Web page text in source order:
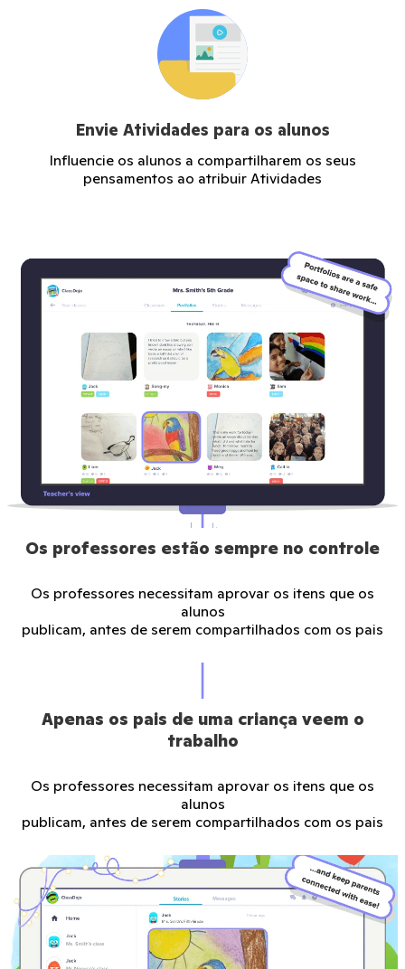
Envie Atividades para os alunos
Influencie os alunos a compartilharem os seus
pensamentos ao atribuir Atividades
Os professores estão sempre no controle
Os professores necessitam aprovar os itens que os
alunos
publicam, antes de serem compartilhados com os pais
Apenas os pais de uma criança veem o
trabalho
Os professores necessitam aprovar os itens que os
alunos
publicam, antes de serem compartilhados com os pais